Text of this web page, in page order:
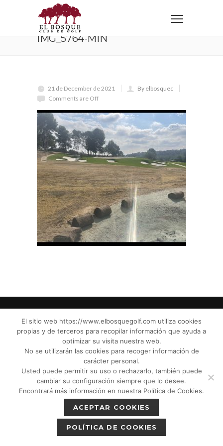
Home IMG_5764-min
IMG_5764-MIN
21 de December de 2021
By elbosquec
Comments are Off
© El Bosque Club de Golf |Aviso Legal|
Política de Privacidad| Política de Cookies
Política de devoluciones|
Protección de Menores CPM”|
El sitio web https://www.elbosquegolf.com utiliza cookies
propias y de terceros para recopilar información que ayuda a
optimizar su visita nuestra web.
No se utilizarán las cookies para recoger información de
carácter personal.
Usted puede permitir su uso o rechazarlo, también puede
cambiar su configuración siempre que lo desee.
Encontrará más información en nuestra Política de Cookies.
ACEPTAR COOKIES
POLÍTICA DE COOKIES